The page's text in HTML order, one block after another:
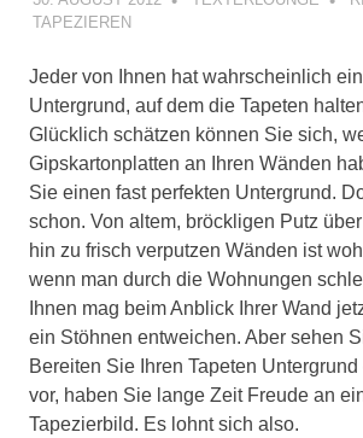
TAPEZIEREN
Jeder von Ihnen hat wahrscheinlich
Untergrund, auf dem die Tapeten
Glücklich schätzen können Sie sich,
Gipskartonplatten an Ihren Wänden
Sie einen fast perfekten Untergrund.
schon. Von altem, bröckligen Putz
hin zu frisch verputzen Wänden ist
wenn man durch die Wohnungen
Ihnen mag beim Anblick Ihrer Wand
ein Stöhnen entweichen. Aber sehen
Bereiten Sie Ihren Tapeten
vor, haben Sie lange Zeit Freude an
Tapezierbild. Es lohnt sich also.